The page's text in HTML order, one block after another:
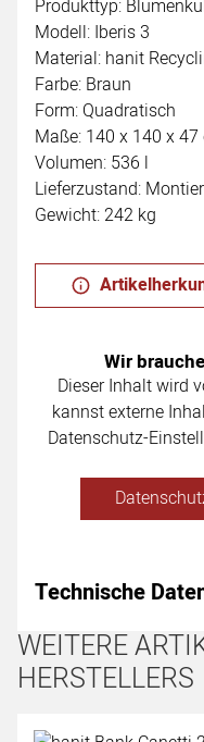
Produkttyp:
Modell: Iberis 3
Material: hanit
Farbe: Braun
Form: Quadratisch
Maße: 140 x 140 x 47
Volumen: 536 l
Lieferzustand:
Gewicht: 242 kg
Wir
Dieser Inhalt wird
kannst externe
Datenschutz-
Technische
WEITERE
HERSTELLERS
Artikel